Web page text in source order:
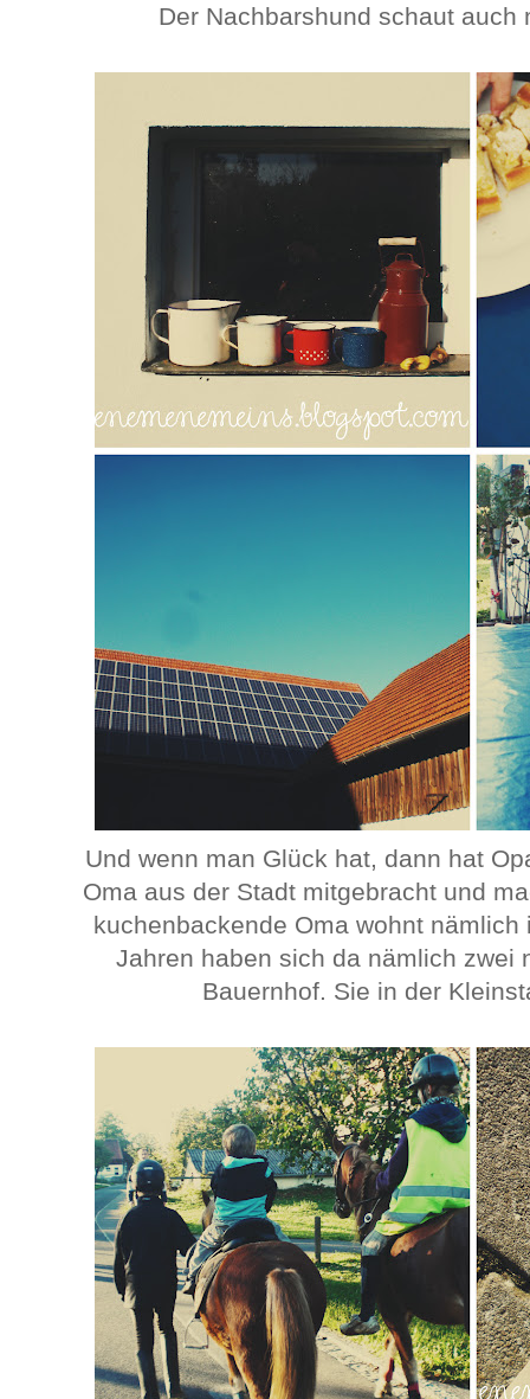
Der Nachbarshund schaut auch
Und wenn man Glück hat, dann hat
Oma aus der Stadt mitgebracht und
kuchenbackende Oma wohnt
Jahren haben sich da nämlich zwei
Bauernhof. Sie in der